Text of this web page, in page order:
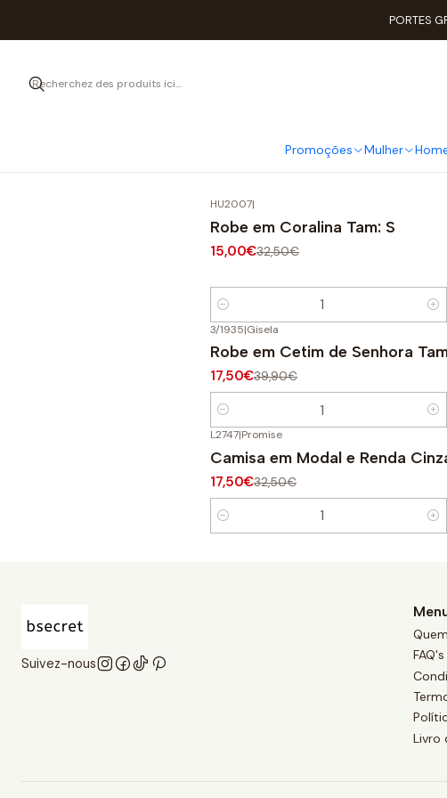
Promoções Mulher
PORTES
Um bom roupão,
OFF
HU2007|
Robe em Coralina Tam: S
15,00€32,50€
Quantité
-56% OFF
3/1935|Gisela
Robe em Cetim de Senhora
17,50€39,90€
Quantité
-46%
L2747|Promise
Camisa em Modal e Renda
17,50€32,50€
Quantité
Suivez-nous
FAQ's
Livro